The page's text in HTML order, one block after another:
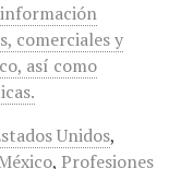
información
comerciales y
así como
Unidos,
, Profesiones